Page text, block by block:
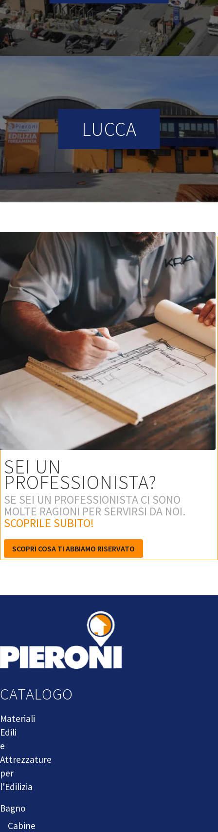
LUCCA
SEI UN
PROFESSIONISTA?
SE SEI UN PROFESSIONISTA CI SONO
MOLTE RAGIONI PER SERVIRSI DA NOI.
SCOPRILE SUBITO!
SCOPRI COSA TI ABBIAMO RISERVATO
CATALOGO
Materiali
Edili
e
Attrezzature
per
l'Edilizia
Bagno
Cabine